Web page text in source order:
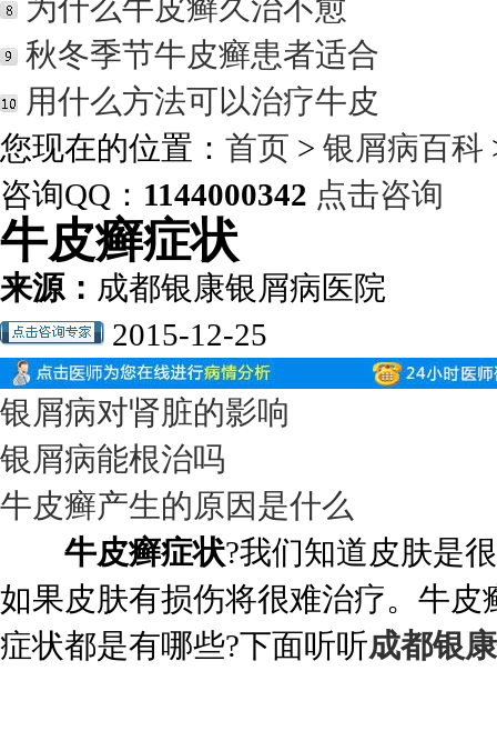
为什么牛皮癣久治不愈
秋冬季节牛皮癣患者适合
用什么方法可以治疗牛皮
您现在的位置： 首页 > 银屑病百科
咨询QQ： 1144000342 点击咨询
牛皮癣症状
来源： 成都银康银屑病医院
2015-12-25
银屑病对肾脏的影响
银屑病能根治吗
牛皮癣产生的原因是什么
牛皮癣症状?我们知道皮肤是
如果皮肤有损伤将很难治疗。牛
症状都是有哪些?下面听听成都银